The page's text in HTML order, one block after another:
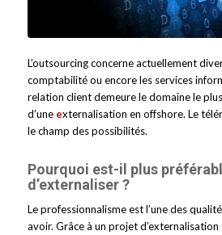
L’outsourcing concerne actuellement
comptabilité ou encore les services
relation client demeure le domaine le
d’une externalisation en offshore. Le
le champ des possibilités.
Pourquoi est-il plus
d’externaliser ?
Le professionnalisme est l’une des
avoir. Grâce à un projet